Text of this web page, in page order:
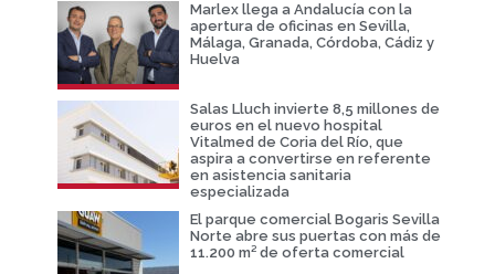
Marlex llega a Andalucía con la
apertura de oficinas en Sevilla,
Málaga, Granada, Córdoba, Cádiz y
Huelva
Salas Lluch invierte 8,5 millones de
euros en el nuevo hospital
Vitalmed de Coria del Río, que
aspira a convertirse en referente
en asistencia sanitaria
especializada
El parque comercial Bogaris Sevilla
Norte abre sus puertas con más de
11.200 m² de oferta comercial